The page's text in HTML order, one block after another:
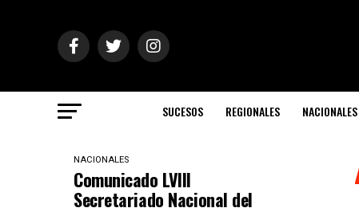
SUCESOS REGIONALES NACIONALES
NACIONALES
Comunicado LVIII
Secretariado Nacional del